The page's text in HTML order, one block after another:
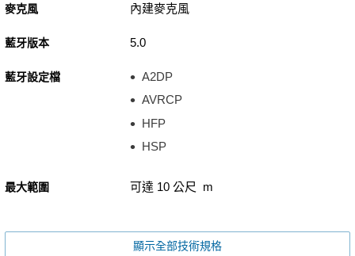
麥克風 內建麥克風
藍牙版本 5.0
藍牙設定檔
A2DP
AVRCP
HFP
HSP
最大範圍 可達 10 公尺 m
顯示全部技術規格